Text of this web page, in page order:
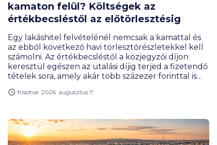
kamaton felül? Költségek az
értékbecsléstől az előtörlesztésig
Egy lakáshitel felvételénél nemcsak a kamattal és
az ebből következő havi törlesztőrészletekkel kell
számolni. Az értékbecsléstől a közjegyzői díjon
keresztül egészen az utalási díjig terjed a fizetendő
tételek sora, amely akár több százezer forinttal is
díjakra érdemes előre felkészülnöd, és melyeket
frissítve: 2026. augusztus 7.